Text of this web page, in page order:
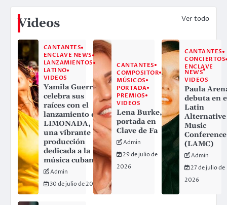
Videos Ver todo
CANTANTES
ENCLAVE NEWS
LANZAMIENTOS
LATINO
VIDEOS
Yamila Guerra
celebra sus
raíces con el
lanzamiento de
LIMONADA,
una vibrante
producción
dedicada a la
música cubana
Admin
30 de julio de 2026
CANTANTES
COMPOSITOR
MÚSICOS
PORTADA
PREMIOS
VIDEOS
Lena Burke,
portada en
Clave de Fa
Admin
29 de julio de
2026
CANTANTES
CONCIERTOS
ENCLAVE
NEWS
VIDEOS
Paula
debuta en
Latin
Alternative
Music
Conference
(LAMC)
Admin
27 de julio de
2026